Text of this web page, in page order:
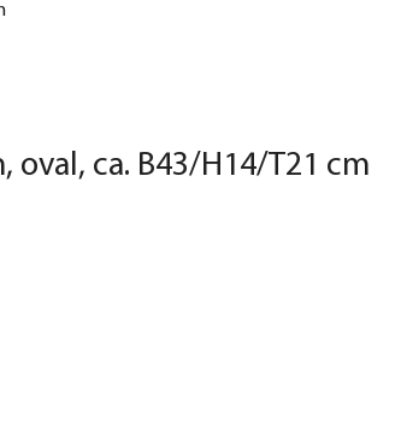
oval, ca. B43/H14/T21 cm